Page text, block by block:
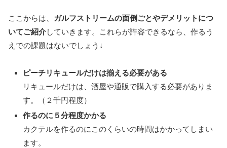
ここからは、
ガルフストリームの面倒ごとやデメリットにつ
いてご紹介していきます。これらが許容できるなら、作るう
えでの課題はないでしょう↓
ピーチリキュールだけは揃える必要がある
リキュールだけは、酒屋や通販で購入する必要がありま
す。（２千円程度）
作るのに５分程度かかる
カクテルを作るのにこのくらいの時間はかかってしまい
ます。